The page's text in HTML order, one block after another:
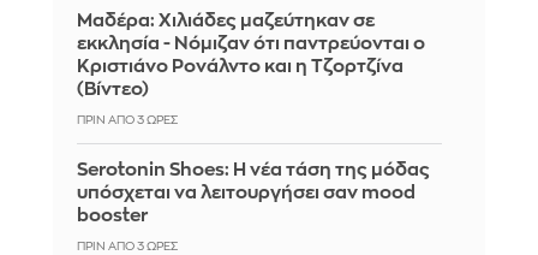
Μαδέρα: Χιλιάδες μαζεύτηκαν σε
εκκλησία - Νόμιζαν ότι παντρεύονται ο
Κριστιάνο Ρονάλντο και η Τζορτζίνα
(Βίντεο)
ΠΡΙΝ ΑΠΌ 3 ΏΡΕΣ
Serotonin Shoes: Η νέα τάση της μόδας
υπόσχεται να λειτουργήσει σαν mood
booster
ΠΡΙΝ ΑΠΌ 3 ΏΡΕΣ